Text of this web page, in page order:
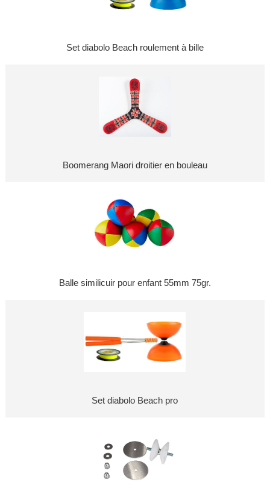
Set diabolo Beach roulement à bille
Boomerang Maori droitier en bouleau
Balle similicuir pour enfant 55mm 75gr.
Set diabolo Beach pro